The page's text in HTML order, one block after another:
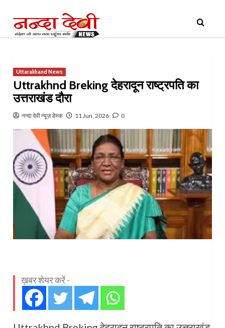
content
Menu
Uttarakhand News
Uttrakhnd Breking देहरादून राष्ट्रपति का
उत्तराखंड दौरा
नन्दा देवी न्यूज़ डेस्क 11 Jun, 2026 0
ख़बर शेयर करें -